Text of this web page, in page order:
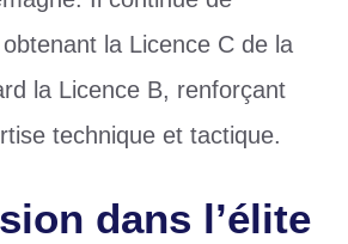
la Licence C de la
la Licence B, renforçant
technique et tactique.
dans l’élite